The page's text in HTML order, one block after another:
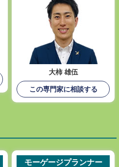
大柿 雄伍
この専門家に相談する
モーゲージプランナー